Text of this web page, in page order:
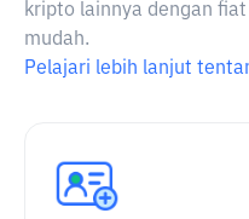
kripto lainnya dengan
mudah.
Pelajari lebih lanjut